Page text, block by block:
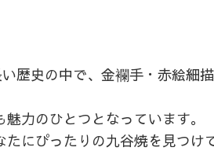
歴史の中で、金襴手・赤絵細
力のひとつとなっています。
にぴったりの九谷焼を見つけ